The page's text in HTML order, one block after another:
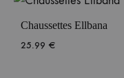
Chaussettes Ellbana
25.99 €